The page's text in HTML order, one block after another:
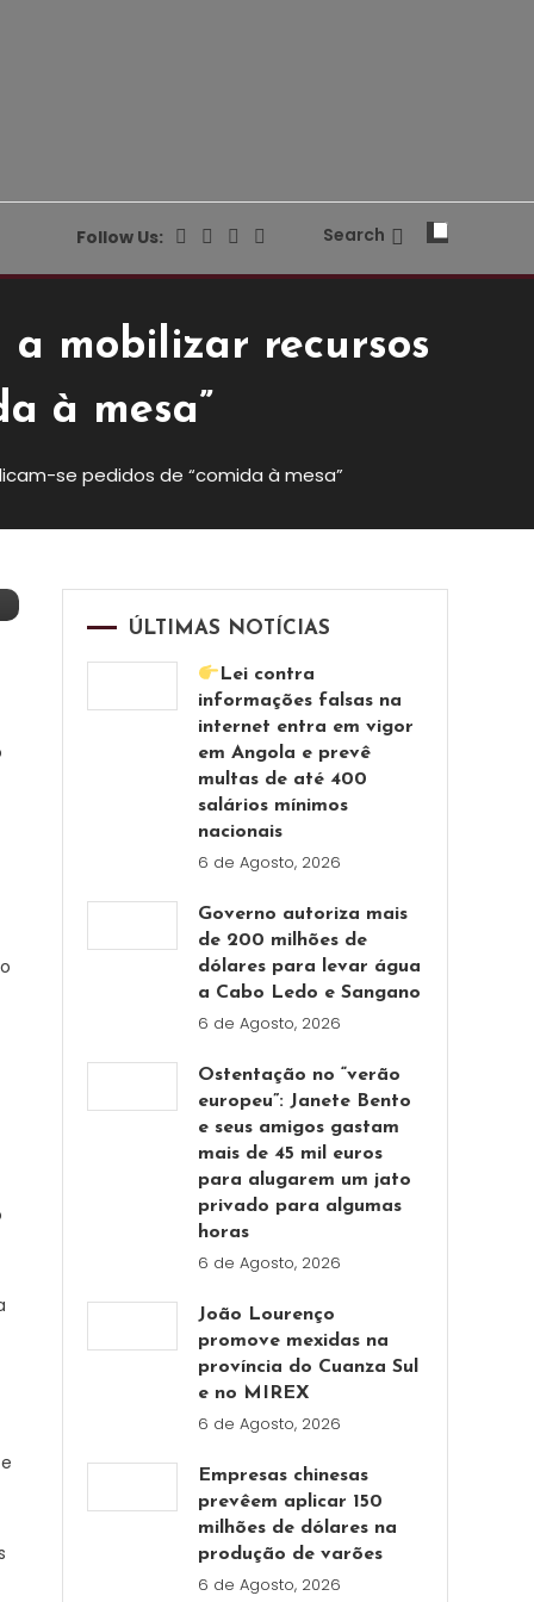
Follow Us: Search
a mobilizar recursos
à mesa”
se pedidos de “comida à mesa”
ÚLTIMAS NOTÍCIAS
Lei contra
informações falsas na
internet entra em vigor
em Angola e prevê
multas de até 400
salários mínimos
nacionais
6 de Agosto, 2026
Governo autoriza mais
de 200 milhões de
dólares para levar água
a Cabo Ledo e Sangano
6 de Agosto, 2026
Ostentação no “verão
europeu”: Janete Bento
e seus amigos gastam
mais de 45 mil euros
para alugarem um jato
privado para algumas
horas
6 de Agosto, 2026
João Lourenço
promove mexidas na
província do Cuanza Sul
e no MIREX
6 de Agosto, 2026
Empresas chinesas
prevêem aplicar 150
milhões de dólares na
produção de varões
6 de Agosto, 2026